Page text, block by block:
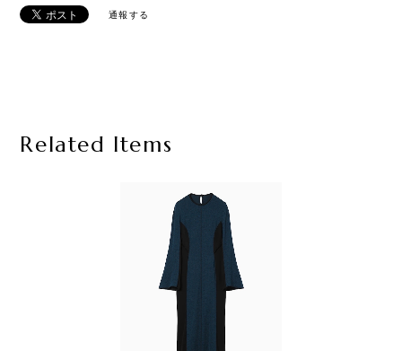
通報する
Related Items